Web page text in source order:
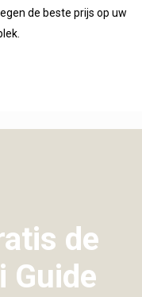
de beste prijs op uw
de
Guide